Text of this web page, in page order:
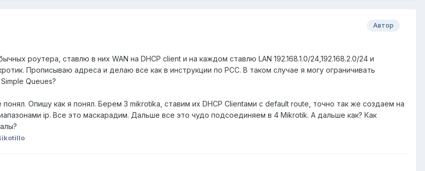
Автор
роутера, ставлю в них WAN на DHCP client и на каждом ставлю LAN 192.168.1.0/24,192.168.2.0/24 и
Прописываю адреса и делаю все как в инструкции по PCC. В таком случае я могу ограничивать
Queues?
Опишу как я понял. Берем 3 mikrotikа, ставим их DHCP Clientами с default route, точно так же создаем на
ip. Все это маскарадим. Дальше все это чудо подсоединяем в 4 Mikrotik. А дальше как? Как